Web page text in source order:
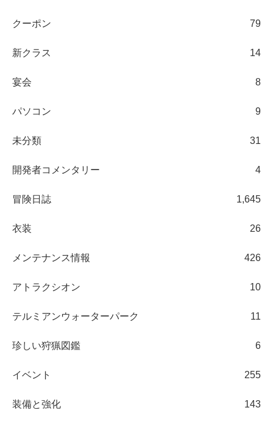
クーポン 79
新クラス 14
宴会 8
パソコン 9
未分類 31
開発者コメンタリー 4
冒険日誌 1,645
衣装 26
メンテナンス情報 426
アトラクシオン 10
テルミアンウォーターパーク 11
珍しい狩猟図鑑 6
イベント 255
装備と強化 143